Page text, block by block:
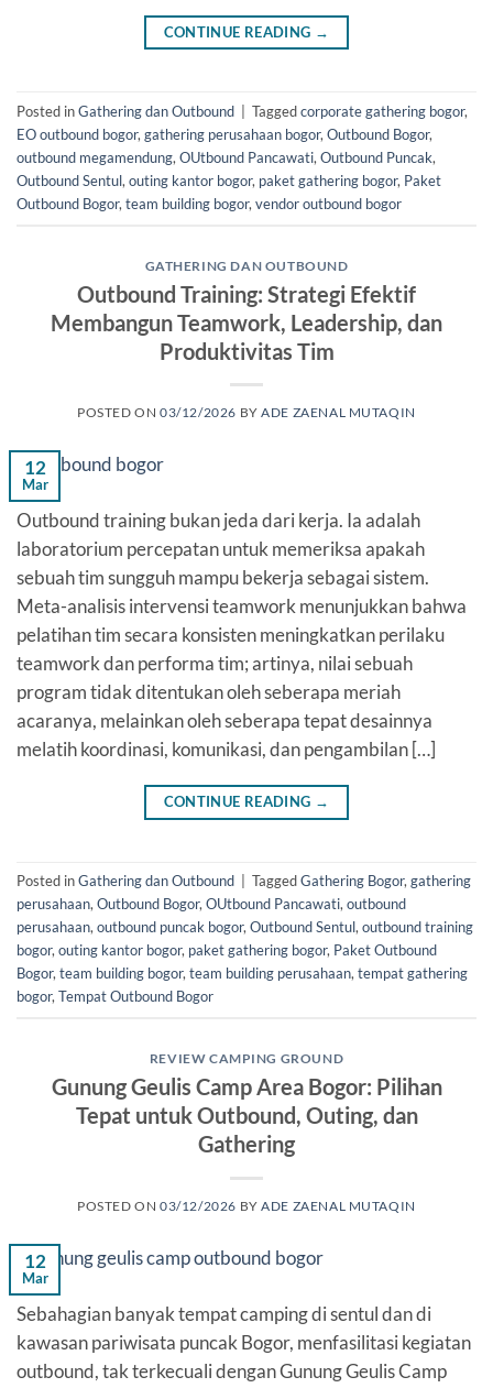
CONTINUE READING →
Posted inGathering dan Outbound Taggedcorporate gathering bogor,
EO outbound bogor, gathering perusahaan bogor, Outbound Bogor,
outbound megamendung, OUtbound Pancawati, Outbound Puncak,
Outbound Sentul, outing kantor bogor, paket gathering bogor, Paket
Outbound Bogor, team building bogor, vendor outbound bogor
GATHERING DAN OUTBOUND
Outbound Training: Strategi Efektif
Membangun Teamwork, Leadership, dan
Produktivitas Tim
POSTED ON03/12/2026 BYADE ZAENAL MUTAQIN
12
Mar
Outbound training bukan jeda dari kerja. Ia adalah
laboratorium percepatan untuk memeriksa apakah
sebuah tim sungguh mampu bekerja sebagai sistem.
Meta-analisis intervensi teamwork menunjukkan bahwa
pelatihan tim secara konsisten meningkatkan perilaku
teamwork dan performa tim; artinya, nilai sebuah
program tidak ditentukan oleh seberapa meriah
acaranya, melainkan oleh seberapa tepat desainnya
melatih koordinasi, komunikasi, dan pengambilan […]
CONTINUE READING →
Posted inGathering dan Outbound TaggedGathering Bogor,gathering
perusahaan,Outbound Bogor,OUtbound Pancawati,outbound
perusahaan,outbound puncak bogor,Outbound Sentul,outbound training
bogor,outing kantor bogor, paket gathering bogor, Paket Outbound
Bogor,team building bogor,team building perusahaan,tempat gathering
bogor,Tempat Outbound Bogor
REVIEW CAMPING GROUND
Gunung Geulis Camp Area Bogor: Pilihan
Tepat untuk Outbound, Outing, dan
Gathering
POSTED ON03/12/2026 BYADE ZAENAL MUTAQIN
12
Mar
Sebahagian banyak tempat camping di sentul dan di
kawasan pariwisata puncak Bogor, menfasilitasi kegiatan
outbound, tak terkecuali dengan Gunung Geulis Camp